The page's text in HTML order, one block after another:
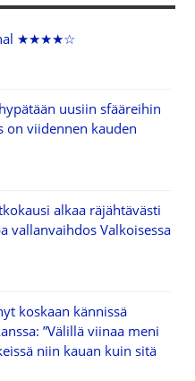
★★★★☆
uusiin sfääreihin
on viidennen kauden
alkaa räjähtävästi
vallanvaihdos Valkoisessa
koskaan kännissä
”Välillä viinaa meni
niin kauan kuin sitä